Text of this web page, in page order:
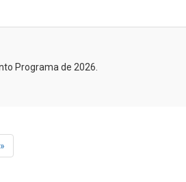
Programa de 2026.
»